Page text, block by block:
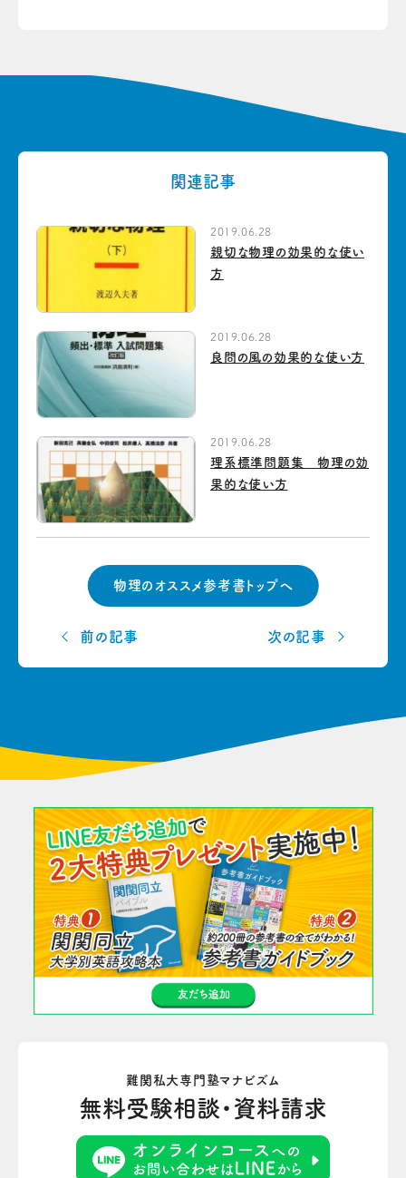
関連記事
2019.06.28
親切な物理の効果的な使い
方
2019.06.28
良問の風の効果的な使い方
2019.06.28
理系標準問題集 物理の効
果的な使い方
前の記事
物理のオススメ参考書トップへ
次の記事
難関私大専門塾マナビズム
無料受験相談・資料請求